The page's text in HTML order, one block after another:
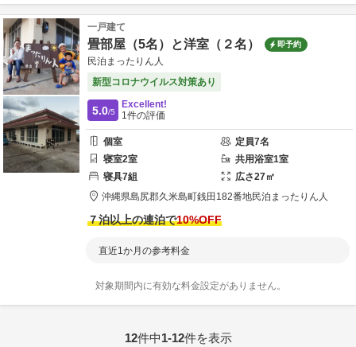
一戸建て
畳部屋（5名）と洋室（２名） 即予約
民泊まったりん人
新型コロナウイルス対策あり
5.0/5
Excellent!
1件の評価
個室 定員7名
寝室2室 共用浴室1室
寝具7組 広さ27㎡
沖縄県島尻郡久米島町銭田182番地民泊まったりん人
７泊以上の連泊で10%OFF
直近1か月の参考料金
対象期間内に有効な料金設定がありません。
12件中1-12件を表示